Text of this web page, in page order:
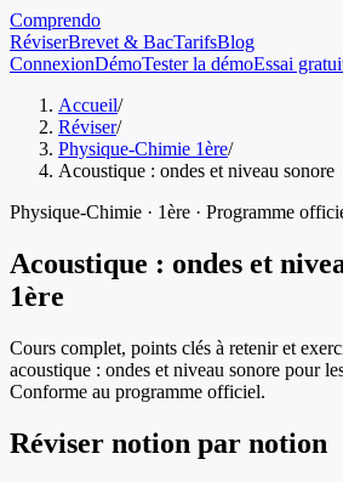
Comprendo
RéviserBrevet & BacTarifsBlog
ConnexionDémoTester la démoEssai
Accueil/
Réviser/
Physique-Chimie 1ère/
Acoustique : ondes et niveau sonore
Physique-Chimie · 1ère · Programme
Acoustique : ondes et
1ère
Cours complet, points clés à retenir et
acoustique : ondes et niveau sonore pour
Conforme au programme officiel.
Réviser notion par notion